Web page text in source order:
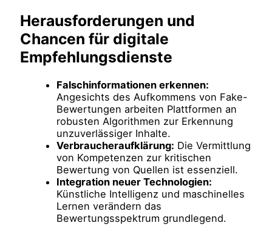
Herausforderungen und
Chancen für digitale
Empfehlungsdienste
Falschinformationen erkennen:
Angesichts des Aufkommens von Fake-
Bewertungen arbeiten Plattformen an
robusten Algorithmen zur Erkennung
unzuverlässiger Inhalte.
Verbraucheraufklärung: Die Vermittlung
von Kompetenzen zur kritischen
Bewertung von Quellen ist essenziell.
Integration neuer Technologien:
Künstliche Intelligenz und maschinelles
Lernen verändern das
Bewertungsspektrum grundlegend.